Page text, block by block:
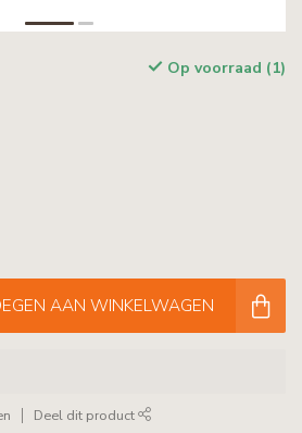
Op voorraad (1)
AAN WINKELWAGEN
Deel dit product